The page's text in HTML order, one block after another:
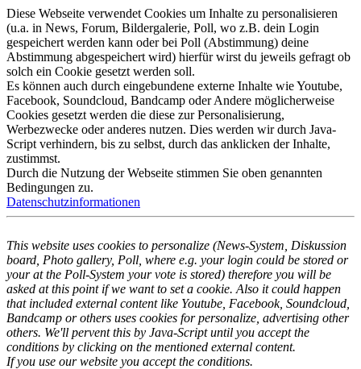
Diese Webseite verwendet Cookies um Inhalte zu personalisieren
(u.a. in News, Forum, Bildergalerie, Poll, wo z.B. dein Login
gespeichert werden kann oder bei Poll (Abstimmung) deine
Abstimmung abgespeichert wird) hierfür wirst du jeweils gefragt ob
solch ein Cookie gesetzt werden soll.
Es können auch durch eingebundene externe Inhalte wie Youtube,
Facebook, Soundcloud, Bandcamp oder Andere möglicherweise
Cookies gesetzt werden die diese zur Personalisierung,
Werbezwecke oder anderes nutzen. Dies werden wir durch Java-
Script verhindern, bis zu selbst, durch das anklicken der Inhalte,
zustimmst.
Durch die Nutzung der Webseite stimmen Sie oben genannten
Bedingungen zu.
Datenschutzinformationen
This website uses cookies to personalize (News-System, Diskussion
board, Photo gallery, Poll, where e.g. your login could be stored or
your at the Poll-System your vote is stored) therefore you will be
asked at this point if we want to set a cookie. Also it could happen
that included external content like Youtube, Facebook, Soundcloud,
Bandcamp or others uses cookies for personalize, advertising other
others. We'll pervent this by Java-Script until you accept the
conditions by clicking on the mentioned external content.
If you use our website you accept the conditions.